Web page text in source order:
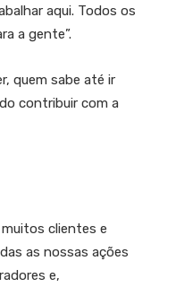
aqui. Todos os
a gente”.
quem sabe até ir
contribuir com a
clientes e
as nossas ações
e,